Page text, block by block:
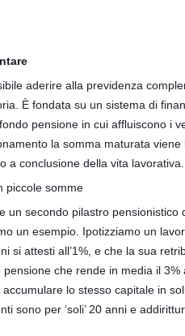
aderire alla previdenza
È fondata su un sistema di
pensione in cui affluiscono i
la somma maturata
a conclusione della vita lavorativa.
piccole somme
un secondo pilastro
un esempio. Ipotizziamo un
si attesti all’1%, e che la sua
che rende in media il
lo stesso capitale in
sono per ‘soli’ 20 anni e